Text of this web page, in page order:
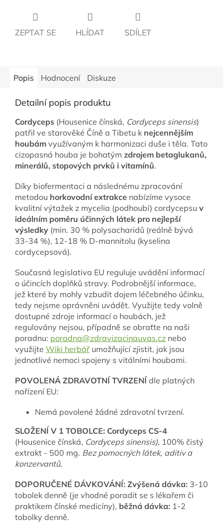
ZEPTAT SE HLÍDAT SDÍLET
Popis Hodnocení Diskuze
Detailní popis produktu
Cordyceps (Housenice čínská, Cordyceps sinensis)
patřil ve starověké Číně a Tibetu k nejcennějším
houbám využívaným k harmonizaci duše i těla. Tato
cizopasná houba je bohatým zdrojem betaglukanů,
minerálů, stopových prvků i vitamínů.
Díky biofermentaci a následnému zpracování
metodou horkovodní extrakce nabízíme vysoce
kvalitní výtažek z mycelia (podhoubí) cordycepsu v
ideálním poměru účinných látek pro nejlepší
výsledky (min. 30 % polysacharidů (reálně bývá
33-34 %), 12-18 % D-mannitolu (kyselina
cordycepsová).
Současná legislativa EU reguluje uvádění informací
o účincích doplňků stravy. Podrobnější informace,
jež které by mohly vzbudit dojem léčebného účinku,
tedy nejsme oprávněni uvádět. Využijte tedy volně
dostupné zdroje informací o houbách, jež
regulovány nejsou, případně se obraťte na naši
poradnu: poradna@zdravizacinauvas.cz nebo
využijte Wiki herbář umožňující zjistit, jak jsou
jednotlivé nemoci spojeny s vitálními houbami.
POVOLENÁ ZDRAVOTNÍ TVRZENÍ dle platných
nařízení EU:
Nemá povolené žádné zdravotní tvrzení.
SLOŽENÍ V 1 TOBOLCE: Cordyceps CS-4
(Housenice čínská, Cordyceps sinensis), 100% čistý
extrakt - 500 mg. Bez pomocných látek, aditiv a
konzervantů.
DOPORUČENÉ DÁVKOVÁNÍ: Zvýšená dávka: 3-10
tobolek denně (je vhodné poradit se s lékařem či
praktikem čínské medicíny), běžná dávka: 1-2
tobolky denně.